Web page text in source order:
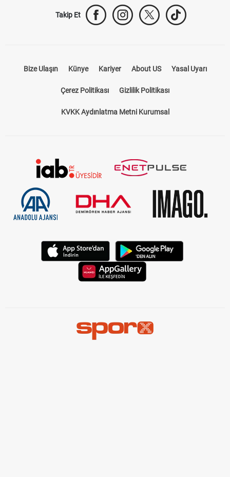
Takip Et
Bize Ulaşın Künye Kariyer About US Yasal Uyarı
Çerez Politikası Gizlilik Politikası
KVKK Aydınlatma Metni Kurumsal